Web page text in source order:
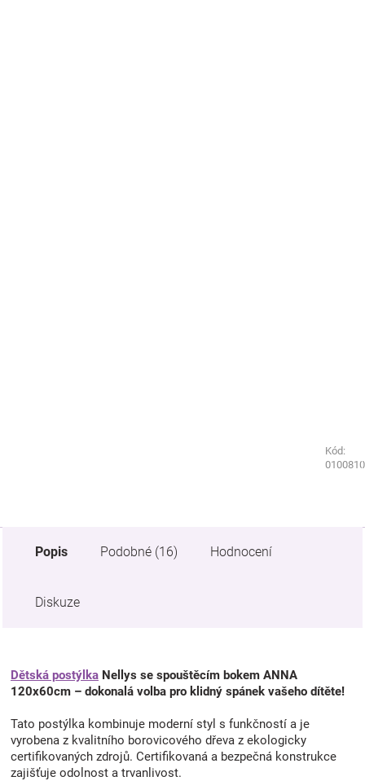
Kód:
Kód:
Popis Podobné (16) Hodnocení
Diskuze
Dětská postýlka Nellys se spouštěcím bokem ANNA
120x60cm – dokonalá volba pro klidný spánek vašeho dítěte!
Tato postýlka kombinuje moderní styl s funkčností a je
vyrobena z kvalitního borovicového dřeva z ekologicky
certifikovaných zdrojů. Certifikovaná a bezpečná konstrukce
zajišťuje odolnost a trvanlivost.